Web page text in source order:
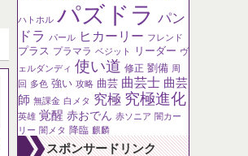
ハトホル パズドラ パン
ドラ
パール ヒカーリー フレンド
プラス プラマラ ベジット リーダー ヴ
ェルダンディ 使い道 修正 劉備 周
回 多色 強い 攻略 曲芸 曲芸士 曲芸
師 無課金 白メタ 究極 究極進化
英雄 覚醒 赤おでん 赤ソニア 闇カー
リー 闇メタ 降臨 麒麟
スポンサードリンク